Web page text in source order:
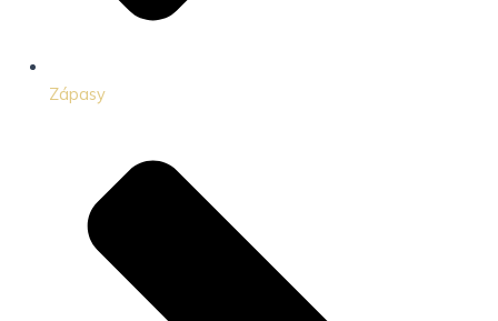
Zápasy